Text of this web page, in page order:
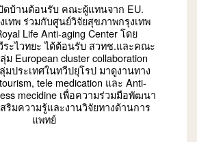
ดบ้านต้อนรับ คณะผู้แทนจาก EU.
เทพ ร่วมกับศูนย์วิจัยสุขภาพกรุงเทพ
Life Anti-aging Center โดย
ะไวทยะ ได้ต้อนรับ สวทช.และคณะ
European cluster collaboration
มประเทศในทวีปยุโรป มาดูงานทาง
tele medication และ Anti-
mecidine เพื่อความร่วมมือพัฒนา
ริมความรู้และงานวิจัยทางด้านการ
แพทย์